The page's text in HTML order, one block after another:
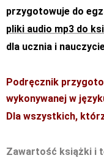
przygotowuje do
pliki audio mp3 do
dla ucznia i
Podręcznik
wykonywanej w
Dla wszystkich,
Zawartość książki i